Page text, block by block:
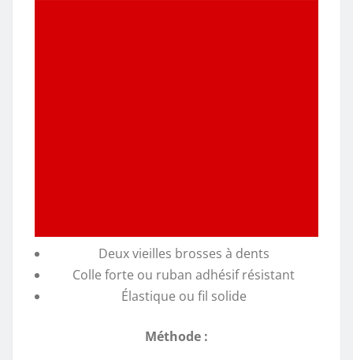
Deux vieilles brosses à dents
Colle forte ou ruban adhésif résistant
Élastique ou fil solide
Méthode :